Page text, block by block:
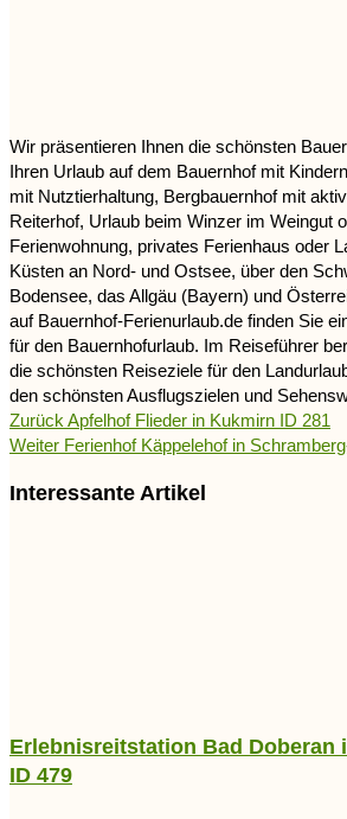
Wir präsentieren Ihnen die schönsten
Ihren Urlaub auf dem Bauernhof mit
mit Nutztierhaltung, Bergbauernhof mit
Reiterhof, Urlaub beim Winzer im Weingut
Ferienwohnung, privates Ferienhaus oder
Küsten an Nord- und Ostsee, über den
Bodensee, das Allgäu (Bayern) und
auf Bauernhof-Ferienurlaub.de finden Sie
für den Bauernhofurlaub. Im Reiseführer
die schönsten Reiseziele für den
den schönsten Ausflugszielen und
Zurück Apfelhof Flieder in Kukmirn ID 281
Weiter Ferienhof Käppelehof in
Interessante Artikel
Erlebnisreitstation Bad Doberan
ID 479